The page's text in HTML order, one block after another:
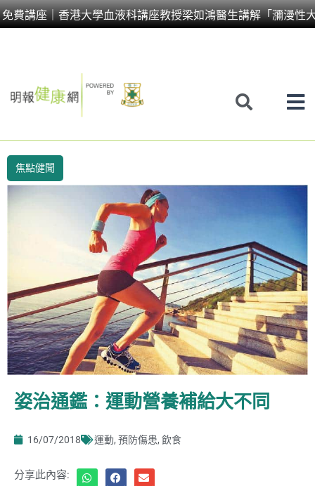
免費講座｜香港大學血液科講座教授梁如鴻醫生講解「瀰漫性
Skip
to
焦點健聞
姿治通鑑：運動營養補給大不同
16/07/2018 運動, 預防傷患, 飲食
分享此內容: